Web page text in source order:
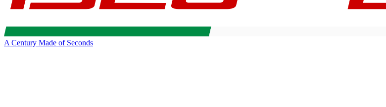
A Century Made of Seconds